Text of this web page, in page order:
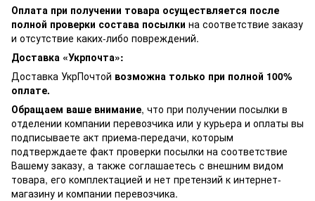
Оплата при получении товара осуществляется после
полной проверки состава посылки на соответствие заказу
и отсутствие каких-либо повреждений.
Доставка «Укрпочта»:
Доставка УкрПочтой возможна только при полной 100%
оплате.
Обращаем ваше внимание, что при получении посылки в
отделении компании перевозчика или у курьера и оплаты вы
подписываете акт приема-передачи, которым
подтверждаете факт проверки посылки на соответствие
Вашему заказу, а также соглашаетесь с внешним видом
товара, его комплектацией и нет претензий к интернет-
магазину и компании перевозчика.